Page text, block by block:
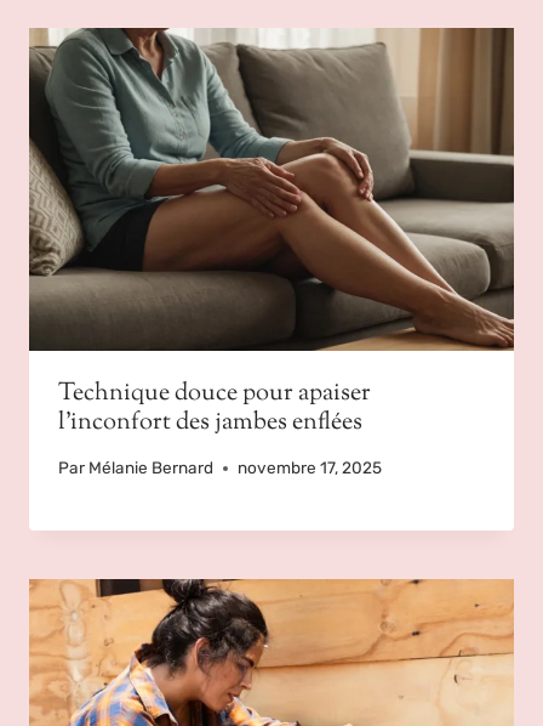
Technique douce pour apaiser
l’inconfort des jambes enflées
Par Mélanie Bernard novembre 17, 2025